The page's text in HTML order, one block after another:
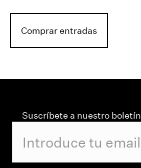
Comprar entradas
Suscríbete a nuestro boletín